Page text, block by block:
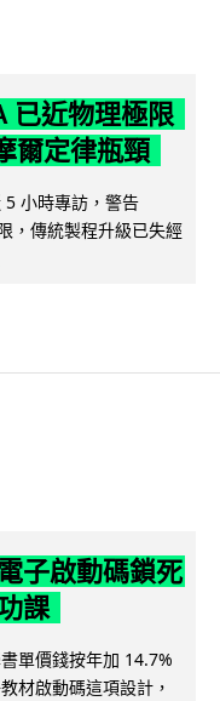
已近物理極限
爾定律瓶頸
小時專訪，警告
，傳統製程升級已失經
子啟動碼鎖死
課
單價錢按年加 14.7%
材啟動碼這項設計，